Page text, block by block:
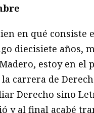
en qué consiste
diecisiete años,
estoy en el
carrera de
Derecho sino
y al final acabé